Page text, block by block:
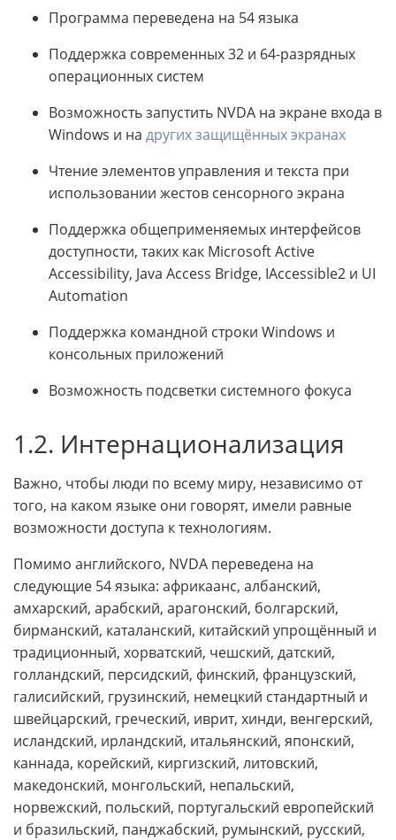
Программа переведена на 54 языка
Поддержка современных 32 и 64-разрядных
операционных систем
Возможность запустить NVDA на экране входа в
Windows и на других защищённых экранах
Чтение элементов управления и текста при
использовании жестов сенсорного экрана
Поддержка общеприменяемых интерфейсов
доступности, таких как Microsoft Active
Accessibility, Java Access Bridge, IAccessible2 и UI
Automation
Поддержка командной строки Windows и
консольных приложений
Возможность подсветки системного фокуса
1.2. Интернационализация
Важно, чтобы люди по всему миру, независимо от
того, на каком языке они говорят, имели равные
возможности доступа к технологиям.
Помимо английского, NVDA переведена на
следующие 54 языка: африкаанс, албанский,
амхарский, арабский, арагонский, болгарский,
бирманский, каталанский, китайский упрощённый и
традиционный, хорватский, чешский, датский,
голландский, персидский, финский, французский,
галисийский, грузинский, немецкий стандартный и
швейцарский, греческий, иврит, хинди, венгерский,
исландский, ирландский, итальянский, японский,
каннада, корейский, киргизский, литовский,
македонский, монгольский, непальский,
норвежский, польский, португальский европейский
и бразильский, панджабский, румынский, русский,